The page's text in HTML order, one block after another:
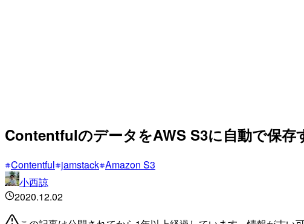
ContentfulのデータをAWS S3に自動で保存
Contentful jamstack Amazon S3
小西諒
2020.12.02